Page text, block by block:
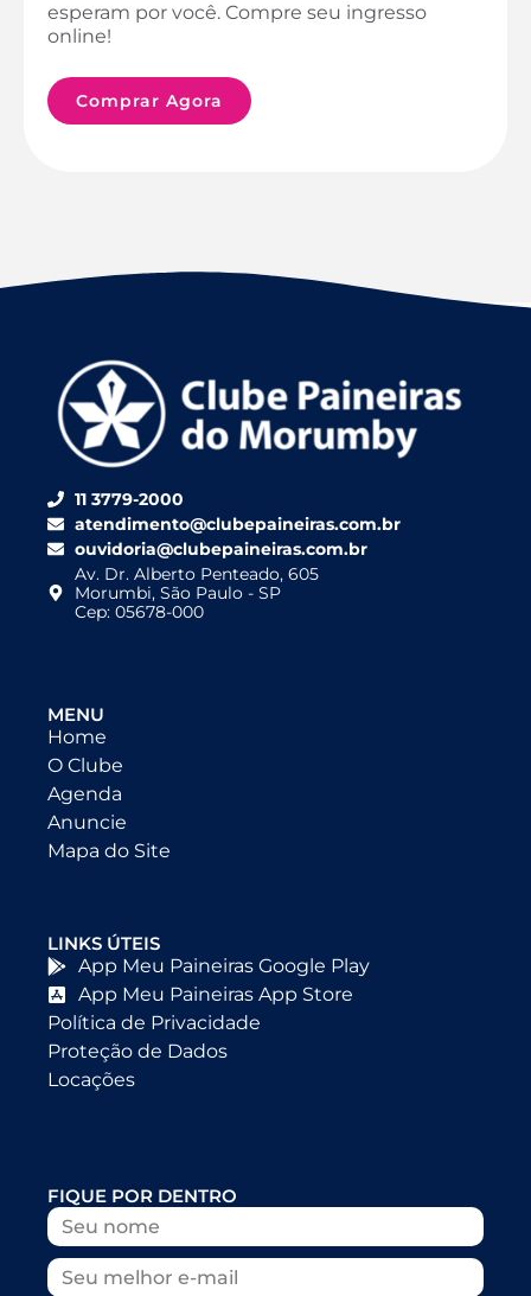
esperam por você. Compre seu ingresso
online!
Comprar Agora
11 3779-2000
atendimento@clubepaineiras.com.br
ouvidoria@clubepaineiras.com.br
Av. Dr. Alberto Penteado, 605
Morumbi, São Paulo - SP
Cep: 05678-000
MENU
Home
O Clube
Agenda
Anuncie
Mapa do Site
LINKS ÚTEIS
App Meu Paineiras Google Play
App Meu Paineiras App Store
Política de Privacidade
Proteção de Dados
Locações
FIQUE POR DENTRO